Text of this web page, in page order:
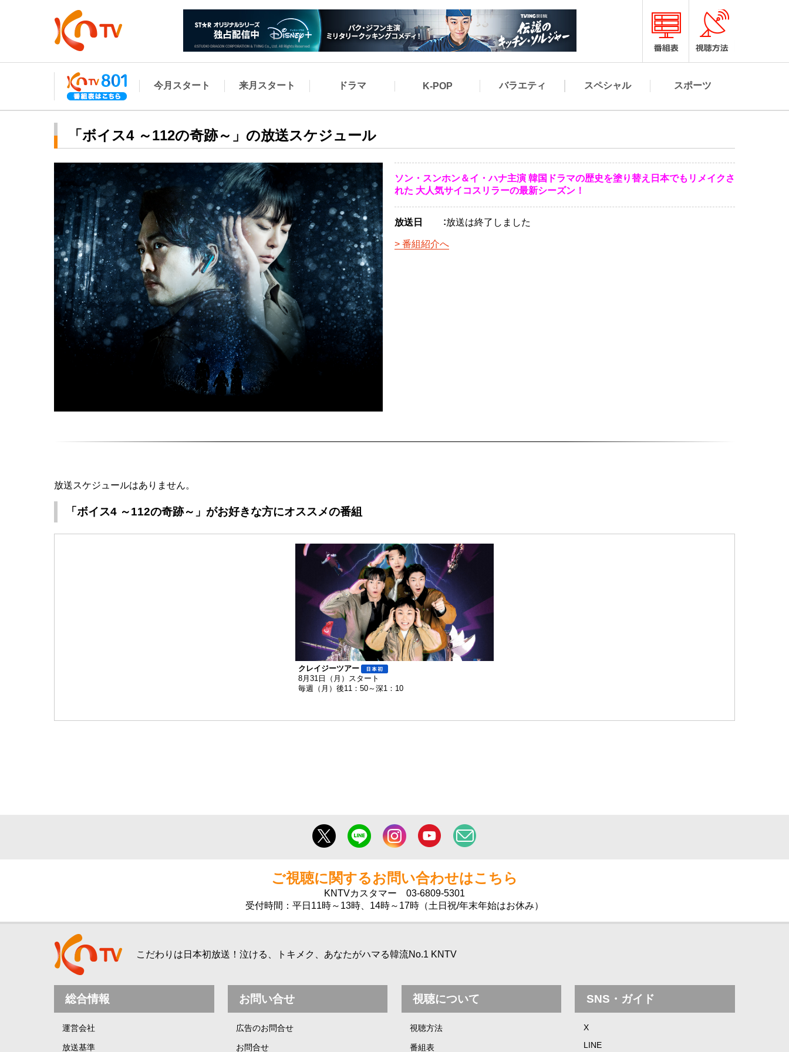
今月スタート 来月スタート ドラマ K-POP バラエティ スペシャル スポーツ
「ボイス4 ～112の奇跡～」の放送スケジュール
ソン・スンホン＆イ・ハナ主演 韓国ドラマの歴史を塗り替え日本でもリメイクさ
れた 大人気サイコスリラーの最新シーズン！
放送日 放送は終了しました
番組紹介へ
放送スケジュールはありません。
「ボイス4 ～112の奇跡～」がお好きな方にオススメの番組
クレイジーツアー
8月31日（月）スタート
毎週（月）後11：50～深1：10
ご視聴に関するお問い合わせはこちら
KNTVカスタマー 03-6809-5301
受付時間：平日11時～13時、14時～17時（土日祝/年末年始はお休み）
こだわりは日本初放送！泣ける、トキメク、あなたがハマる韓流No.1 KNTV
総合情報
運営会社
放送基準
お問い合せ
広告のお問合せ
お問合せ
視聴について
視聴方法
番組表
SNS・ガイド
X
LINE